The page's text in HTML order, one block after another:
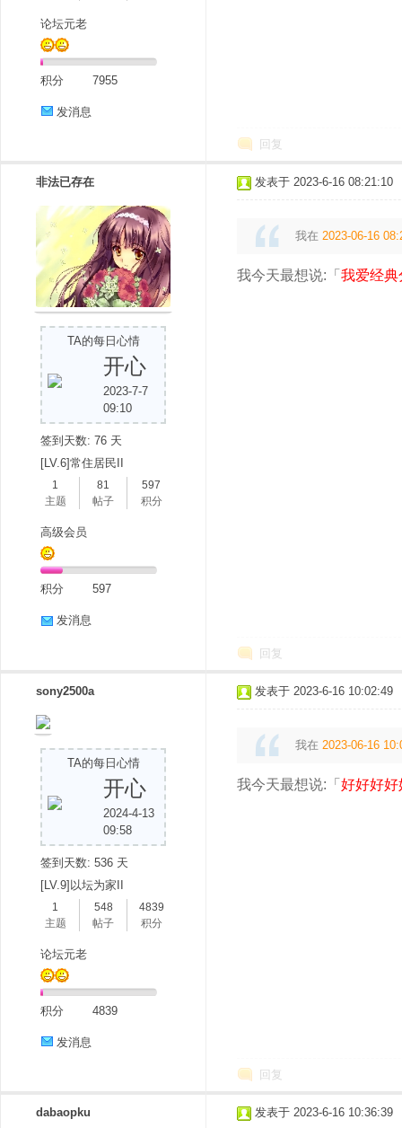
论坛元老
积分 7955
发消息
回复
非法已存在
TA的每日心情
开心
2023-7-7
09:10
签到天数: 76 天
[LV.6]常住居民II
1
主题
81
帖子
597
积分
高级会员
积分 597
发消息
发表于 2023-6-16 08:21:10
我在 2023-06-16
我今天最想说:「 我爱经典
回复
sony2500a
TA的每日心情
开心
2024-4-13
09:58
签到天数: 536 天
[LV.9]以坛为家II
1
主题
548
帖子
4839
积分
论坛元老
积分 4839
发消息
发表于 2023-6-16 10:02:49
我在 2023-06-16
我今天最想说:「 好好好好
回复
dabaopku 发表于 2023-6-16 10:36:39